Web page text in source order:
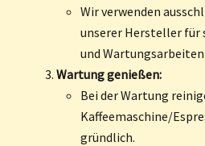
Wir verwenden
unserer Hersteller für
und Wartungsarbeiten
Wartung genießen:
Bei der Wartung
Kaffeemaschine/
gründlich.